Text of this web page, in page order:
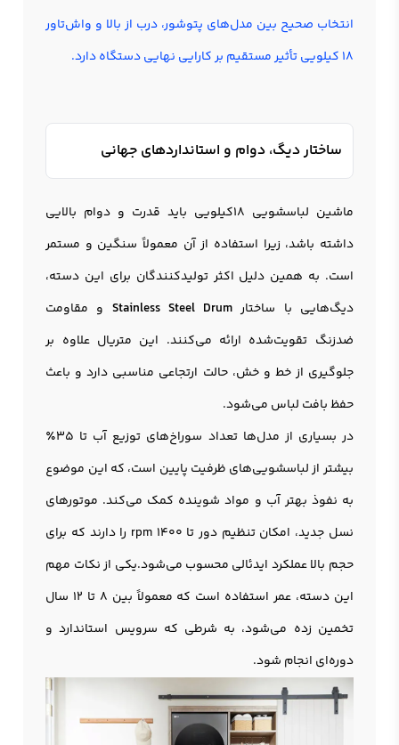
انتخاب صحیح بین مدل‌های پتوشور، درب از بالا و واش‌تاور
18 کیلویی تأثیر مستقیم بر کارایی نهایی دستگاه دارد.
ساختار دیگ، دوام و استانداردهای جهانی
ماشین لباسشویی 18کیلویی باید قدرت و دوام بالایی
داشته باشد، زیرا استفاده از آن معمولاً سنگین و مستمر
است. به همین دلیل اکثر تولیدکنندگان برای این دسته،
دیگ‌هایی با ساختار Stainless Steel Drum و مقاومت
ضدزنگ تقویت‌شده ارائه می‌کنند. این متریال علاوه بر
جلوگیری از خط و خش، حالت ارتجاعی مناسبی دارد و باعث
حفظ بافت لباس می‌شود.
در بسیاری از مدل‌ها تعداد سوراخ‌های توزیع آب تا 35٪
بیشتر از لباسشویی‌های ظرفیت پایین است، که این موضوع
به نفوذ بهتر آب و مواد شوینده کمک می‌کند. موتورهای
نسل جدید، امکان تنظیم دور تا 1400 rpm را دارند که برای
حجم بالا عملکرد ایدئالی محسوب می‌شود.یکی از نکات مهم
این دسته، عمر استفاده است که معمولاً بین 8 تا 12 سال
تخمین زده می‌شود، به شرطی که سرویس استاندارد و
دوره‌ای انجام شود.